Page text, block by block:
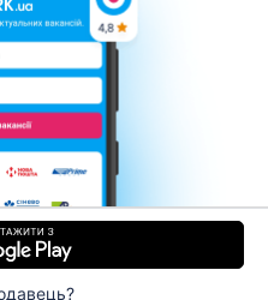
Кар’єра
Умови використання